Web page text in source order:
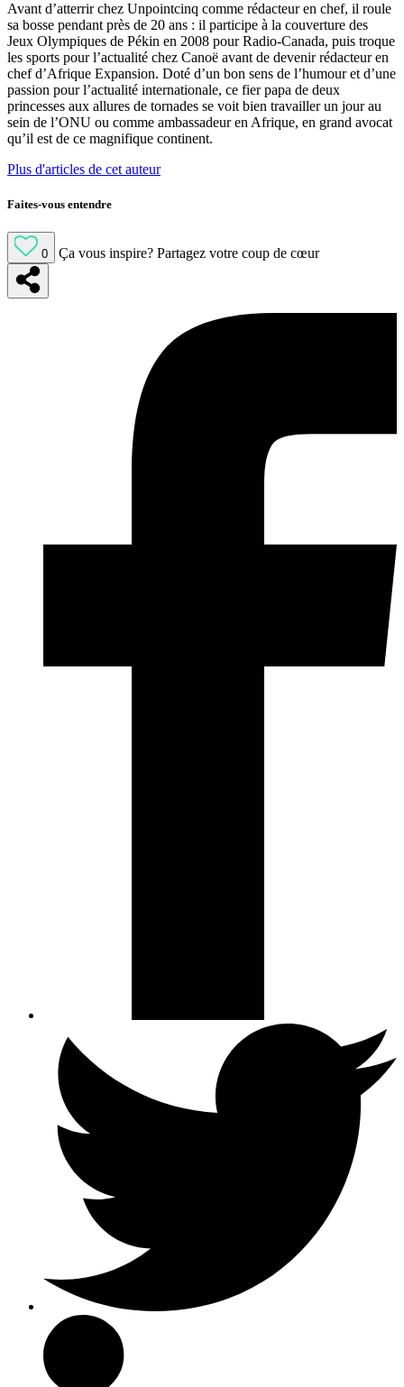
Avant d’atterrir chez Unpointcinq comme rédacteur en chef, il roule
sa bosse pendant près de 20 ans : il participe à la couverture des
Jeux Olympiques de Pékin en 2008 pour Radio-Canada, puis troque
les sports pour l’actualité chez Canoë avant de devenir rédacteur en
chef d’Afrique Expansion. Doté d’un bon sens de l’humour et d’une
passion pour l’actualité internationale, ce fier papa de deux
princesses aux allures de tornades se voit bien travailler un jour au
sein de l’ONU ou comme ambassadeur en Afrique, en grand avocat
qu’il est de ce magnifique continent.
Plus d'articles de cet auteur
Faites-vous entendre
0 Ça vous inspire? Partagez votre coup de cœur